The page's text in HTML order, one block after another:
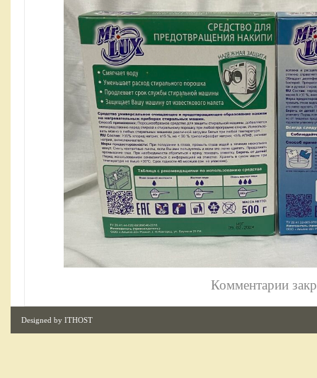
Комментарии
Designed by ITHOST